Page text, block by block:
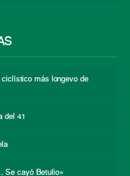
ciclístico más longevo de
del 41
Se cayó Betulio»